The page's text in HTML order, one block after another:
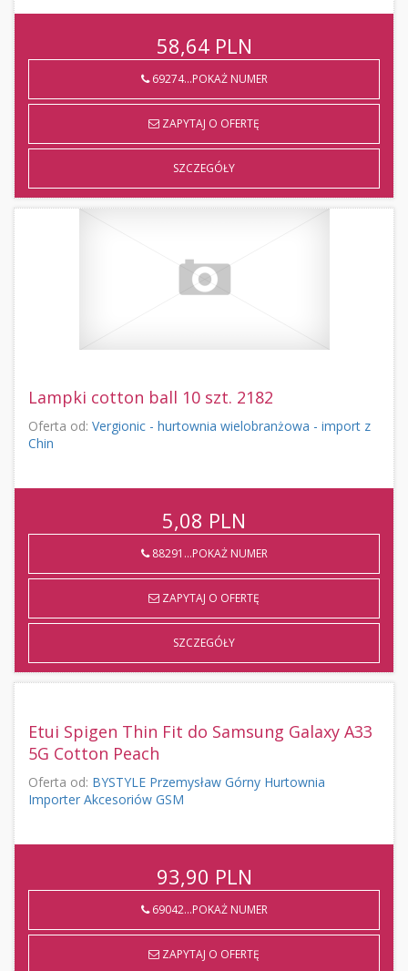
58,64 PLN
69274...POKAŻ NUMER
ZAPYTAJ O OFERTĘ
SZCZEGÓŁY
Lampki cotton ball 10 szt. 2182
Oferta od: Vergionic - hurtownia wielobranżowa - import z
Chin
5,08 PLN
88291...POKAŻ NUMER
ZAPYTAJ O OFERTĘ
SZCZEGÓŁY
Etui Spigen Thin Fit do Samsung Galaxy A33
5G Cotton Peach
Oferta od: BYSTYLE Przemysław Górny Hurtownia
Importer Akcesoriów GSM
93,90 PLN
69042...POKAŻ NUMER
ZAPYTAJ O OFERTĘ